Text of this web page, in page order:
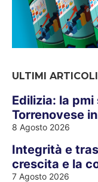
ULTIMI ARTICOLI
Edilizia: la
Torrenovese
8 Agosto 2026
Integrità e
crescita e la
7 Agosto 2026